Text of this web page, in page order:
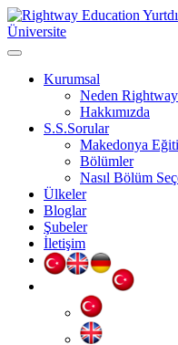
Kurumsal
Neden
Hakkımızda
S.S.Sorular
Makedonya
Bölümler
Nasıl Bölüm
Ülkeler
Bloglar
Şubeler
İletişim